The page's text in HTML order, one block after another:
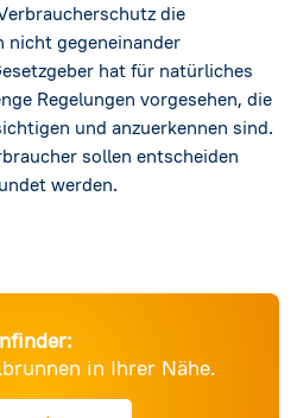
die
nicht gegeneinander
hat für natürliches
Regelungen vorgesehen, die
und anzuerkennen sind.
sollen entscheiden
werden.
in Ihrer Nähe.